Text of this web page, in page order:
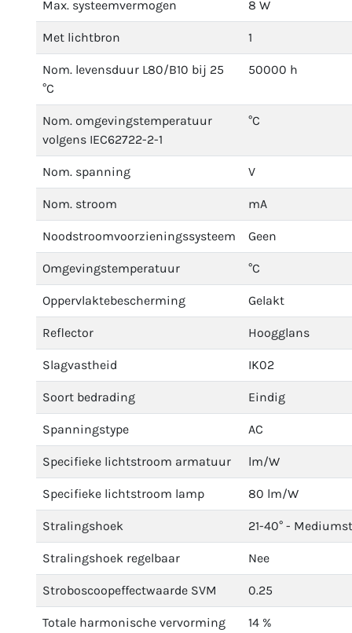
Max. systeemvermogen 8 W
Met lichtbron 1
Nom. levensduur L80/B10 bij 25
°C
50000 h
Nom. omgevingstemperatuur
volgens IEC62722-2-1
°C
Nom. spanning V
Nom. stroom mA
Noodstroomvoorzieningssysteem Geen
Omgevingstemperatuur °C
Oppervlaktebescherming Gelakt
Reflector Hoogglans
Slagvastheid IK02
Soort bedrading Eindig
Spanningstype AC
Specifieke lichtstroom armatuur lm/W
Specifieke lichtstroom lamp 80 lm/W
Stralingshoek 21-40° -
Stralingshoek regelbaar Nee
Stroboscoopeffectwaarde SVM 0.25
Totale harmonische vervorming
14 %